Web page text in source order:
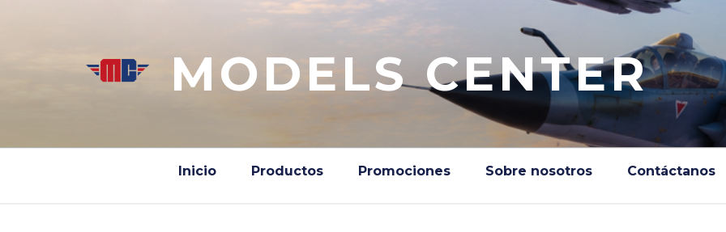
MODELS CENTER
Inicio Productos Promociones Sobre nosotros Contáctanos